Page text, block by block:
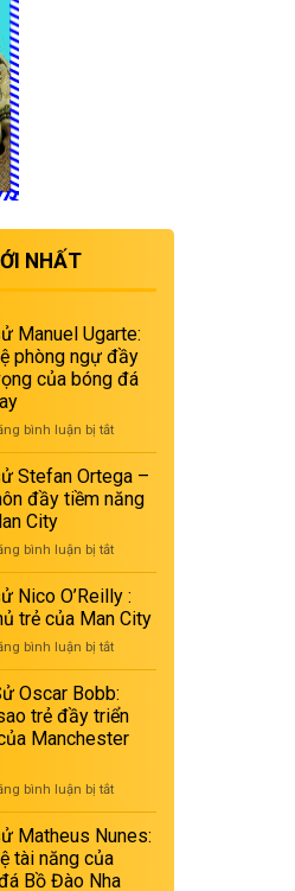
NHẤT
Manuel Ugarte:
phòng ngự đầy
của bóng đá
bình luận bị tắtở
Tiểu
sử
Manuel
Ugarte:
vệ
phòng
ngự
đầy
vọng
của
bóng
đá
Uruguay
Stefan Ortega –
đầy tiềm năng
City
bình luận bị tắtở
Tiểu
sử
Stefan
Ortega
–
Thủ
môn
đầy
tiềm
Man
City
Nico O’Reilly :
trẻ của Man City
bình luận bị tắtở
Tiểu
sử
Nico
O’Reilly
:
thủ
trẻ
của
City
Oscar Bobb:
trẻ đầy triển
Manchester
bình luận bị tắtở
Tiểu
Sử
Matheus Nunes:
tài năng của
Bồ Đào Nha